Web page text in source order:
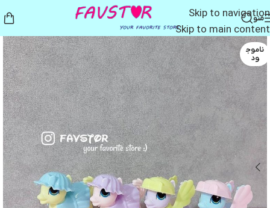
Skip to navigation
Skip to main content
منو
ناموج
ود